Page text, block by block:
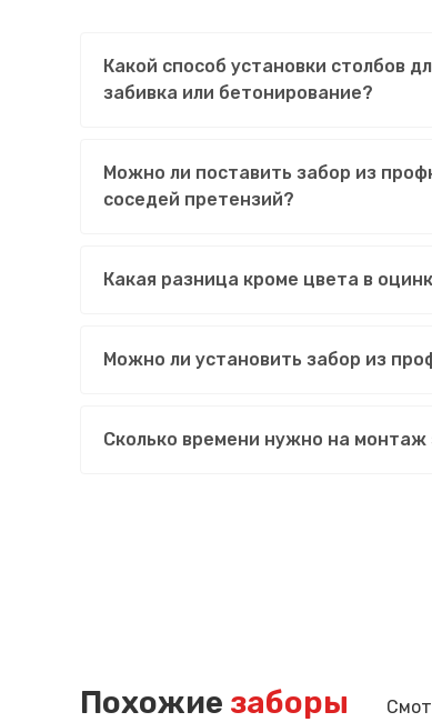
Какой способ установки столбов
забивка или бетонирование?
Можно ли поставить забор из
соседей претензий?
Какая разница кроме цвета в
Можно ли установить забор из
Сколько времени нужно на
Похожие заборы